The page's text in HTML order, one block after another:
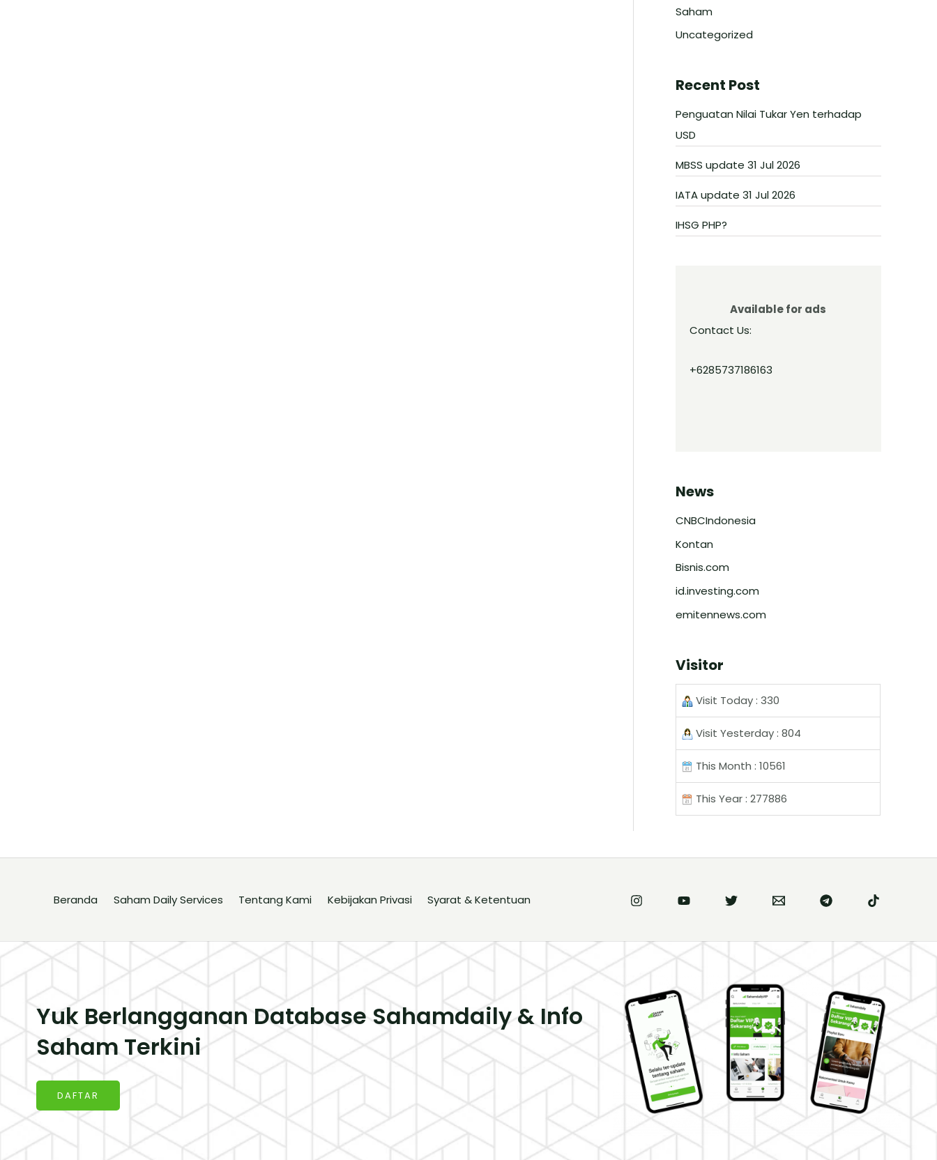
Saham
Uncategorized
Recent Post
Penguatan Nilai Tukar Yen terhadap
USD
MBSS update 31 Jul 2026
IATA update 31 Jul 2026
IHSG PHP?
Available for ads
Contact Us:
+6285737186163
News
CNBCIndonesia
Kontan
Bisnis.com
id.investing.com
emitennews.com
Visitor
Visit Today : 330
Visit Yesterday : 804
This Month : 10561
This Year : 277886
Beranda Saham Daily Services Tentang Kami Kebijakan Privasi Syarat & Ketentuan
Yuk Berlangganan Database Sahamdaily & Info
Saham Terkini
DAFTAR